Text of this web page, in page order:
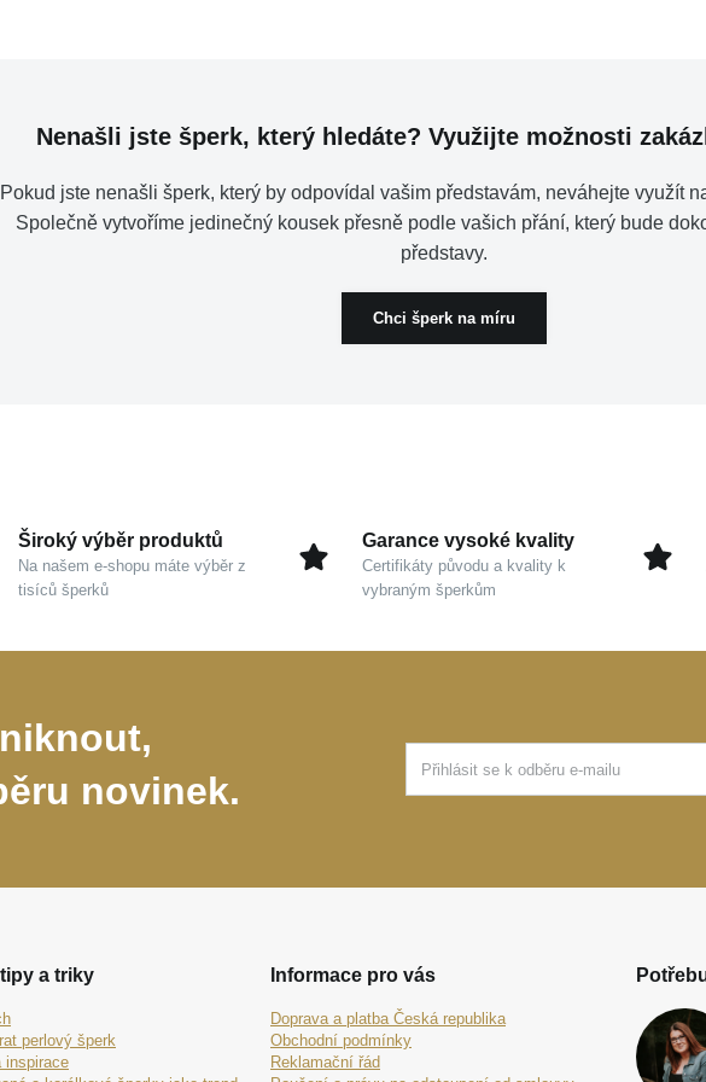
Nenašli jste šperk, který hledáte? Využijte možnosti
Pokud jste nenašli šperk, který by odpovídal vašim představám, neváhejte využít
Společně vytvoříme jedinečný kousek přesně podle vašich přání, který bude
představy.
Chci šperk na míru
Široký výběr produktů
Na našem e-shopu máte výběr z
tisíců šperků
Garance vysoké kvality
Certifikáty původu a kvality k
vybraným šperkům
novinek.
tipy a triky
perlový šperk
inspirace
Informace pro vás
Doprava a platba Česká republika
Obchodní podmínky
Reklamační řád